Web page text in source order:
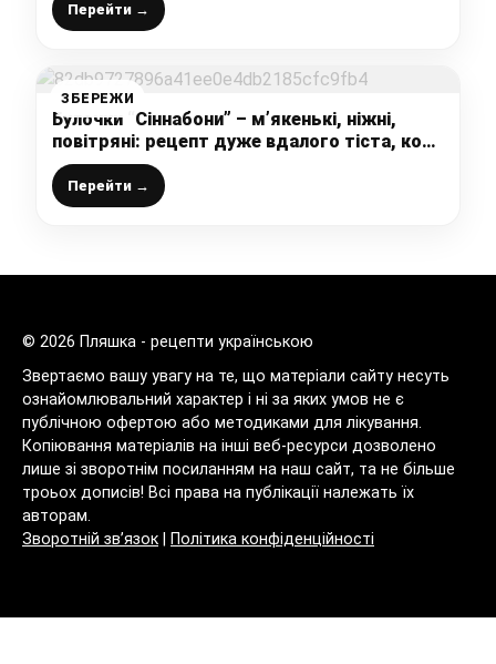
Перейти →
ЗБЕРЕЖИ
Булочки “Сіннабони” – м’якенькі, ніжні,
повітряні: рецепт дуже вдалого тіста, коли
хочеться булочок, то готую цю смакоту
Перейти →
© 2026 Пляшка - рецепти українською
Звертаємо вашу увагу на те, що матеріали сайту несуть
ознайомлювальний характер і ні за яких умов не є
публічною офертою або методиками для лікування.
Копіювання матеріалів на інші веб-ресурси дозволено
лише зі зворотнім посиланням на наш сайт, та не більше
троьох дописів! Всі права на публікації належать їх
авторам.
Зворотній зв’язок
Політика конфіденційності